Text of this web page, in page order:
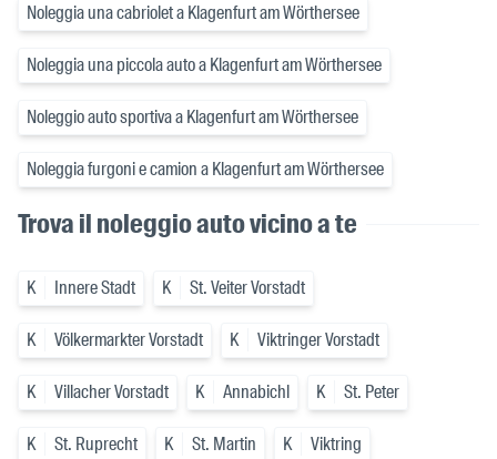
Noleggia una cabriolet a Klagenfurt am Wörthersee
Noleggia una piccola auto a Klagenfurt am Wörthersee
Noleggio auto sportiva a Klagenfurt am Wörthersee
Noleggia furgoni e camion a Klagenfurt am Wörthersee
Trova il noleggio auto vicino a te
K Innere Stadt K St. Veiter Vorstadt
K Völkermarkter Vorstadt K Viktringer Vorstadt
K Villacher Vorstadt K Annabichl K St. Peter
K St. Ruprecht K St. Martin K Viktring